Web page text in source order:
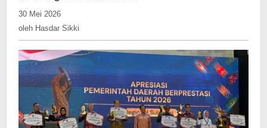
Terbaik
30 Mei 2026
Hasdar
oleh Hasdar Sikki